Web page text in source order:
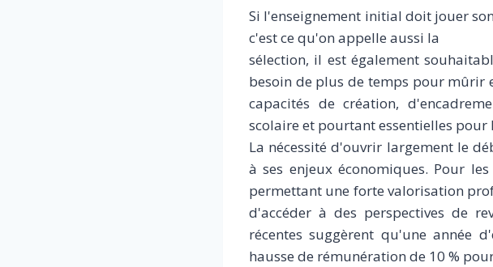
Si l'enseignement initial doit jouer
c'est ce qu'on appelle aussi la
sélection, il est également
besoin de plus de temps pour mûrir
capacités de création,
scolaire et pourtant essentielles
La nécessité d'ouvrir largement le
à ses enjeux économiques. Pour
permettant une forte valorisation
d'accéder à des perspectives de
récentes suggèrent qu'une année
hausse de rémunération de 10 %